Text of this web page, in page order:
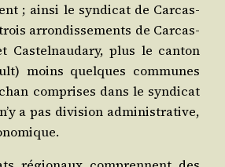
; ain­si le syn­di­cat de Car­cas­
arron­dis­se­ments de Car­cas­
Cas­tel­nau­da­ry, plus le can­ton
moins quelques com­munes
com­prises dans le syn­di­cat
a pas divi­sion admi­nis­tra­tive,